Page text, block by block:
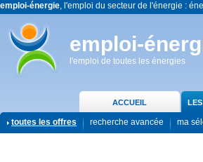
emploi-énergie, l'emploi du secteur de l'énergie :
emploi-
l'emploi de toutes les énergies
ACCUEIL
toutes les offres recherche avancée ma